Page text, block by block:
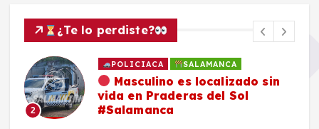
¿Te lo perdiste?
2
POLICIACA SALAMANCA
Masculino es localizado sin
vida en Praderas del Sol
#Salamanca